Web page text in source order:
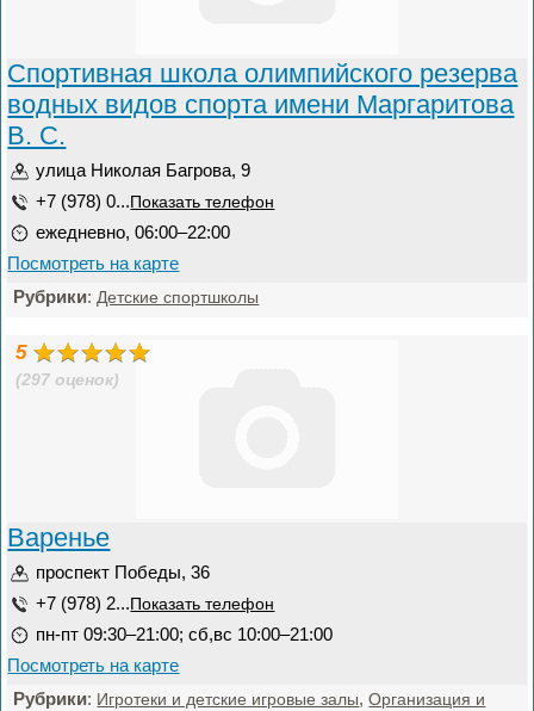
Спортивная школа олимпийского резерва
водных видов спорта имени Маргаритова
В. С.
улица Николая Багрова, 9
+7 (978) 0... Показать телефон
ежедневно, 06:00–22:00
Посмотреть на карте
Рубрики: Детские спортшколы
5
(297 оценок)
Варенье
проспект Победы, 36
+7 (978) 2... Показать телефон
пн-пт 09:30–21:00; сб,вс 10:00–21:00
Посмотреть на карте
Рубрики: Игротеки и детские игровые залы,Организация и